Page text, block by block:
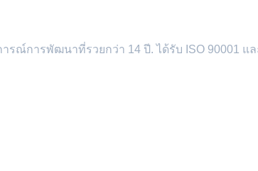
รณ์การพัฒนาที่รวยกว่า 14 ปี. ได้รับ ISO 90001 แล